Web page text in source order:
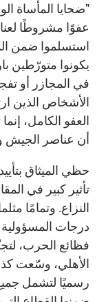
"ضحايا المأساة
عفوًا مشروطًا
استسلموا ضمن
يكونوا متورّطين
في المجازر أو
الأشخاص الذين
العفو الكامل،
أن عناصر الجيش
حظي الميثاق بتأييد
تأثير كبير في
النزاع. وتمامًا
درجات
فظائع الحرب،
الأهلي، وسّعت
رسميًا لتشمل